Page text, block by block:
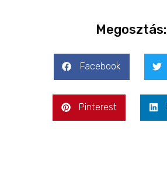
Megosztás:
Facebook
Pinterest